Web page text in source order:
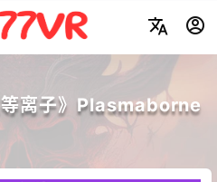
离子》Plasmaborne